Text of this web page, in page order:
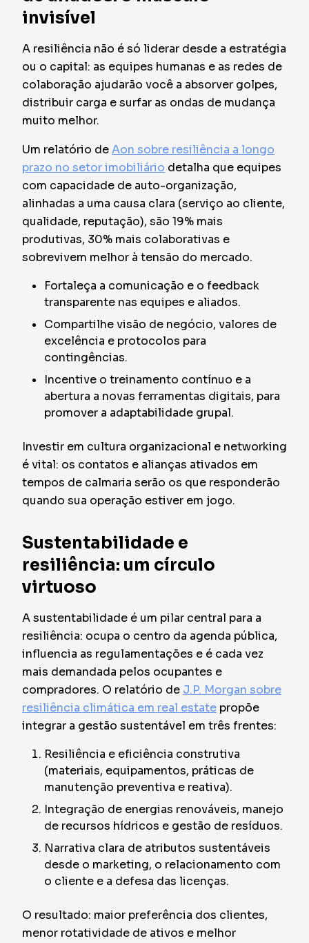
invisível
A resiliência não é só liderar desde a estratégia
ou o capital: as equipes humanas e as redes de
colaboração ajudarão você a absorver golpes,
distribuir carga e surfar as ondas de mudança
muito melhor.
Um relatório deAon sobre resiliência a longo
prazo no setor imobiliário detalha que equipes
com capacidade de auto-organização,
alinhadas a uma causa clara (serviço ao cliente,
qualidade, reputação), são 19% mais
produtivas, 30% mais colaborativas e
sobrevivem melhor à tensão do mercado.
Fortaleça a comunicação e o feedback
transparente nas equipes e aliados.
Compartilhe visão de negócio, valores de
excelência e protocolos para
contingências.
Incentive o treinamento contínuo e a
abertura a novas ferramentas digitais, para
promover a adaptabilidade grupal.
Investir em cultura organizacional e networking
é vital: os contatos e alianças ativados em
tempos de calmaria serão os que responderão
quando sua operação estiver em jogo.
Sustentabilidade e
resiliência: um círculo
virtuoso
A sustentabilidade é um pilar central para a
resiliência: ocupa o centro da agenda pública,
influencia as regulamentações e é cada vez
mais demandada pelos ocupantes e
compradores. O relatório de J.P. Morgan sobre
resiliência climática em real estate propõe
integrar a gestão sustentável em três frentes:
Resiliência e eficiência construtiva
(materiais, equipamentos, práticas de
manutenção preventiva e reativa).
Integração de energias renováveis, manejo
de recursos hídricos e gestão de resíduos.
Narrativa clara de atributos sustentáveis
desde o marketing, o relacionamento com
o cliente e a defesa das licenças.
O resultado: maior preferência dos clientes,
menor rotatividade de ativos e melhor